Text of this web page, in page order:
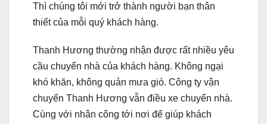
Thì chúng tôi mới trở thành người bạn thân
thiết của mỗi quý khách hàng.
Thanh Hương thường nhận được rất nhiều yêu
cầu chuyển nhà của khách hàng. Không ngại
khó khăn, không quản mưa gió. Công ty vận
chuyển Thanh Hương vẫn điều xe chuyển nhà.
Cùng với nhân công tới nơi để giúp khách